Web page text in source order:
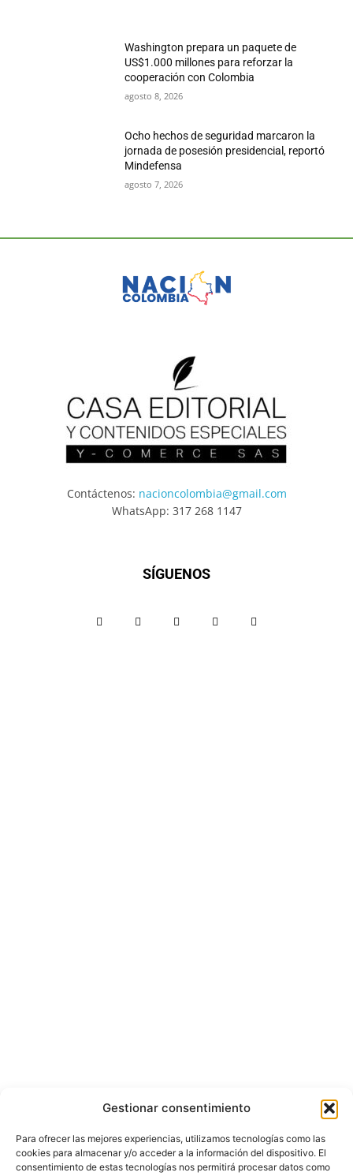
Gestionar consentimiento
Para ofrecer las mejores experiencias, utilizamos tecnologías como las
cookies para almacenar y/o acceder a la información del dispositivo. El
consentimiento de estas tecnologías nos permitirá procesar datos como
Washington prepara un paquete de
US$1.000 millones para reforzar la
cooperación con Colombia
agosto 8, 2026
Ocho hechos de seguridad marcaron la
jornada de posesión presidencial, reportó
Mindefensa
agosto 7, 2026
Contáctenos: nacioncolombia@gmail.com
WhatsApp: 317 268 1147
SÍGUENOS